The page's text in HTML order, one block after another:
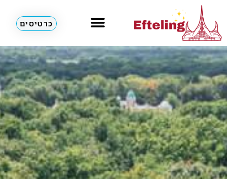
כרטיסים